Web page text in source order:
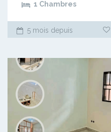
1 Chambres
5 mois depuis